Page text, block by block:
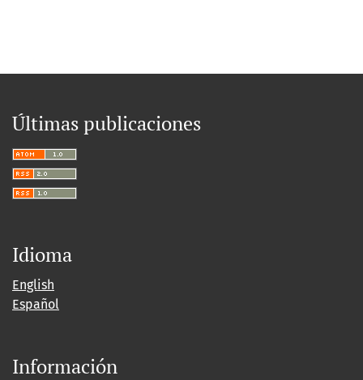
Últimas publicaciones
Idioma
English
Español
Información